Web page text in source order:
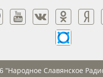
"Народное Славянское